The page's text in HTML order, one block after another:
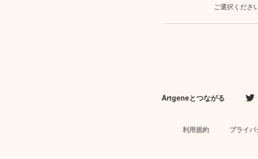
ご選択ください
Artgeneとつながる
利用規約 プライ